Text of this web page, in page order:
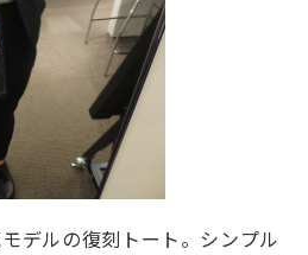
デルの復刻トート。シンプル